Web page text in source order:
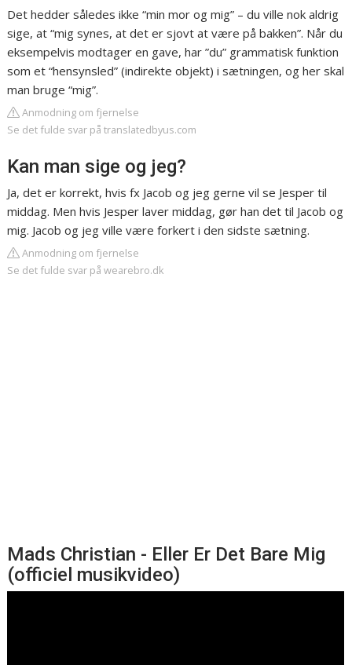
Det hedder således ikke “min mor og mig” – du ville nok aldrig
sige, at “mig synes, at det er sjovt at være på bakken”. Når du
eksempelvis modtager en gave, har ”du” grammatisk funktion
som et “hensynsled” (indirekte objekt) i sætningen, og her skal
man bruge “mig”.
Anmodning om fjernelse
Se det fulde svar på translatedbyus.com
Kan man sige og jeg?
Ja, det er korrekt, hvis fx Jacob og jeg gerne vil se Jesper til
middag. Men hvis Jesper laver middag, gør han det til Jacob og
mig. Jacob og jeg ville være forkert i den sidste sætning.
Anmodning om fjernelse
Se det fulde svar på wearebro.dk
Mads Christian - Eller Er Det Bare Mig
(officiel musikvideo)